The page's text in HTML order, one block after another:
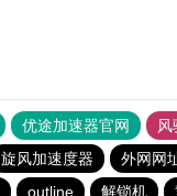
优途加速器官网 风
旋风加速度器 外网网
outline 解锁机